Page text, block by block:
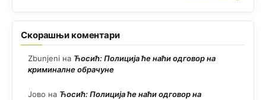
Скорашњи коментари
Zbunjeni на Ћосић: Полиција ће наћи одговор на
криминалне обрачуне
Јово на Ћосић: Полиција ће наћи одговор на